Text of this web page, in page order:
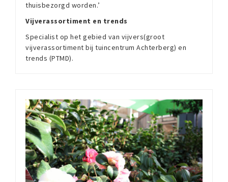
thuisbezorgd worden.’
Vijverassortiment en trends
Specialist op het gebied van vijvers(groot
vijverassortiment bij tuincentrum Achterberg) en
trends (PTMD).